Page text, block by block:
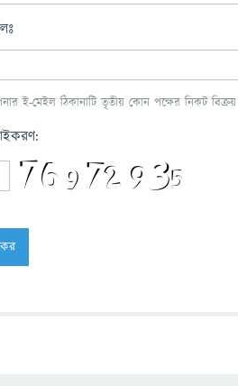
ই-মেইল ঠিকানাটি তৃতীয় কোন পক্ষের নিকট বিক্রয়